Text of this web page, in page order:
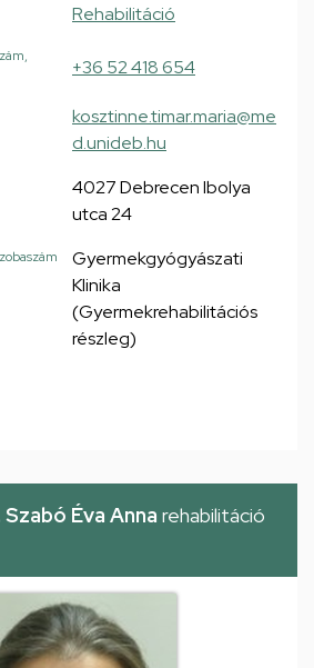
Rehabilitáció
+36 52 418 654
kosztinne.timar.maria@me
d.unideb.hu
4027 Debrecen Ibolya
utca 24
Gyermekgyógyászati
Klinika
(Gyermekrehabilitációs
részleg)
Szabó Éva Anna rehabilitáció